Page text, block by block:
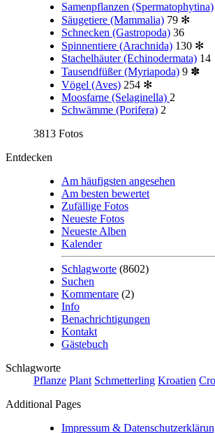
Samenpflanzen (Spermatophytina)
Säugetiere (Mammalia) 79 ✻
Schnecken (Gastropoda) 36
Spinnentiere (Arachnida) 130 ✻
Stachelhäuter (Echinodermata) 14
Tausendfüßer (Myriapoda) 9 ✽
Vögel (Aves) 254 ✻
Moosfarne (Selaginella) 2
Schwämme (Porifera) 2
3813 Fotos
Entdecken
Am häufigsten angesehen
Am besten bewertet
Zufällige Fotos
Neueste Fotos
Neueste Alben
Kalender
Schlagworte (8602)
Suchen
Kommentare (2)
Info
Benachrichtigungen
Kontakt
Gästebuch
Schlagworte
Pflanze Plant Schmetterling Kroatien
Additional Pages
Impressum &